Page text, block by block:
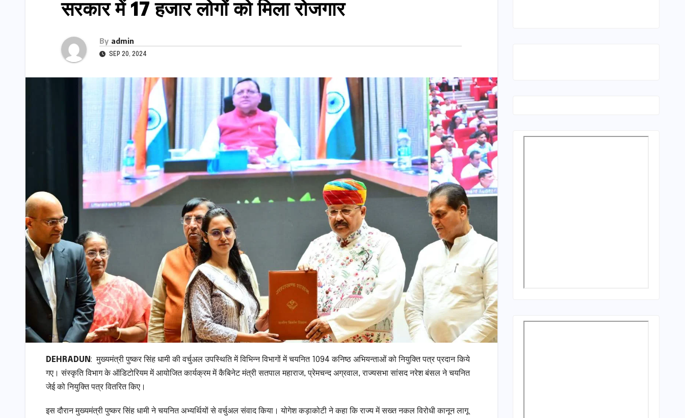
सरकार में 17 हजार लोगों को मिला रोजगार
By admin
SEP 20, 2024
DEHRADUN: मुख्यमंत्री पुष्कर सिंह धामी की वर्चुअल उपस्थिति में विभिन्न विभागों में चयनित 1094 कनिष्ठ अभियन्ताओं को नियुक्ति पत्र प्रदान किये
गए। संस्कृति विभाग के ऑडिटोरियम में आयोजित कार्यक्रम में कैबिनेट मंत्री सतपाल महाराज, प्रेमचन्द अग्रवाल, राज्यसभा सांसद नरेश बंसल ने चयनित
जेई को नियुक्ति पत्र वितरित किए।
इस दौरान मुख्यमंत्री पुष्कर सिंह धामी ने चयनित अभ्यर्थियों से वर्चुअल संवाद किया। योगेश कड़ाकोटी ने कहा कि राज्य में सख्त नकल विरोधी कानून लागू